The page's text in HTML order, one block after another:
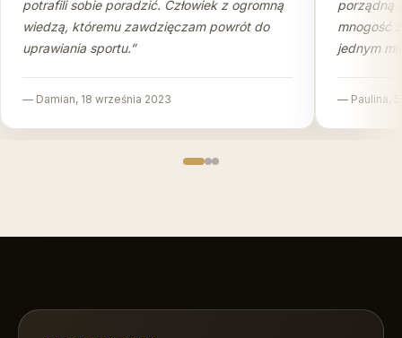
potrafili sobie poradzić. Człowiek z ogromną
wiedzą, któremu zawdzięczam powrót do
uprawiania sportu.”
— Damian, 18 września 2023
porządną
mnogość
jednym
— Paulina,